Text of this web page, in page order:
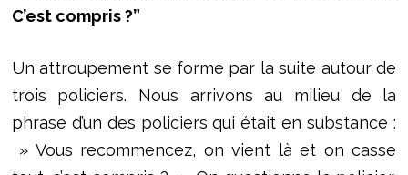
C’est compris ?”
Un attroupement se forme par la suite autour de
trois policiers. Nous arrivons au milieu de la
phrase d’un des policiers qui était en substance :
» Vous recommencez, on vient là et on casse